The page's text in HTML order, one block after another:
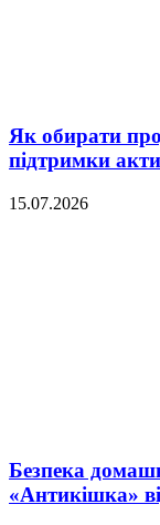
Як обирати
підтримки
15.07.2026
Безпека
«Антикішка»